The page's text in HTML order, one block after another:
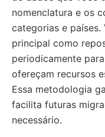
nomenclatura e os
categorias e
principal como
periodicamente
ofereçam recursos
Essa metodologia
facilita futuras
necessário.